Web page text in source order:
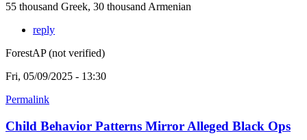
55 thousand Greek, 30 thousand Armenian
reply
ForestAP (not verified)
Fri, 05/09/2025 - 13:30
Permalink
Child Behavior Patterns Mirror Alleged Black Ops